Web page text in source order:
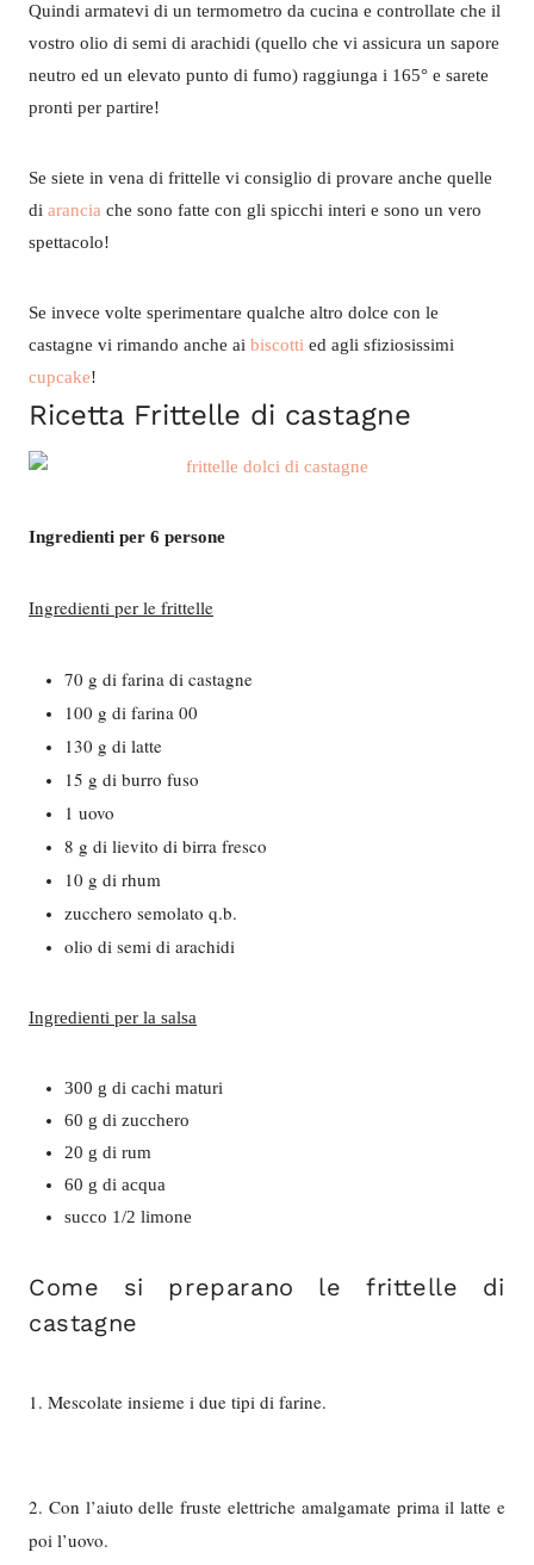
Quindi armatevi di un termometro da cucina e controllate che il
vostro olio di semi di arachidi (quello che vi assicura un sapore
neutro ed un elevato punto di fumo) raggiunga i 165° e sarete
pronti per partire!
Se siete in vena di frittelle vi consiglio di provare anche quelle
di arancia che sono fatte con gli spicchi interi e sono un vero
spettacolo!
Se invece volte sperimentare qualche altro dolce con le
castagne vi rimando anche ai biscotti ed agli sfiziosissimi
cupcake!
Ricetta Frittelle di castagne
Ingredienti per 6 persone
Ingredienti per le frittelle
70 g di farina di castagne
100 g di farina 00
130 g di latte
15 g di burro fuso
1 uovo
8 g di lievito di birra fresco
10 g di rhum
zucchero semolato q.b.
olio di semi di arachidi
Ingredienti per la salsa
300 g di cachi maturi
60 g di zucchero
20 g di rum
60 g di acqua
succo 1/2 limone
Come si preparano le frittelle di
castagne
1. Mescolate insieme i due tipi di farine.
2. Con l’aiuto delle fruste elettriche amalgamate prima il latte e
poi l’uovo.